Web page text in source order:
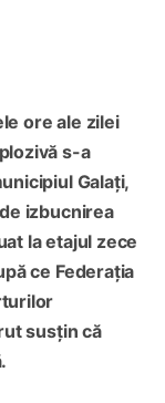
ore ale zilei
s-a
Galați,
izbucnirea
la etajul zece
ce Federația
susțin că